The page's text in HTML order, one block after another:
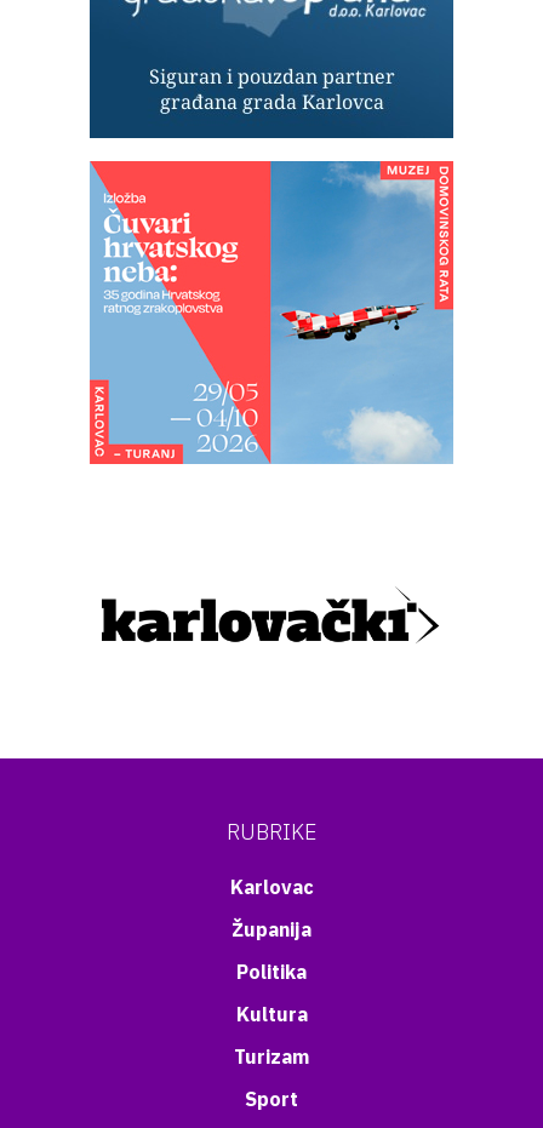
RUBRIKE
Karlovac
Županija
Politika
Kultura
Turizam
Sport